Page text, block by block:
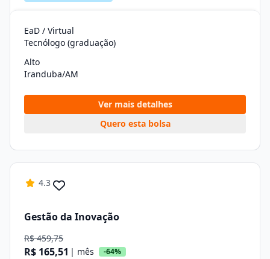
EaD / Virtual
Tecnólogo (graduação)
Alto
Iranduba/AM
Ver mais detalhes
Quero esta bolsa
4.3
Gestão da Inovação
R$ 459,75
R$ 165,51 | mês -64%